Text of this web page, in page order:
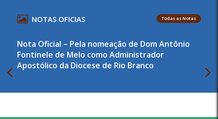
NOTAS OFICIAS Todas as Notas
Nota Oficial – Pela nomeação de Dom Antônio
Fontinele de Melo como Administrador
Apostólico da Diocese de Rio Branco